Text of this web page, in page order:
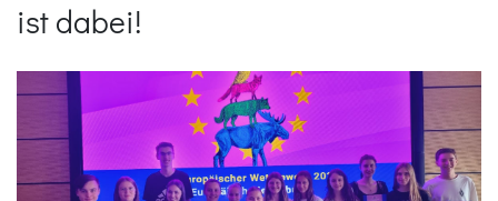
ist dabei!